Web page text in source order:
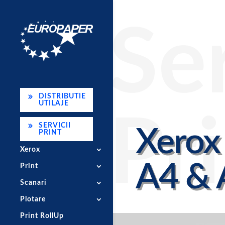
DISTRIBUTIE
UTILAJE
SERVICII
PRINT
Xerox
Print
Scanari
Plotare
Print RollUp
A4 &